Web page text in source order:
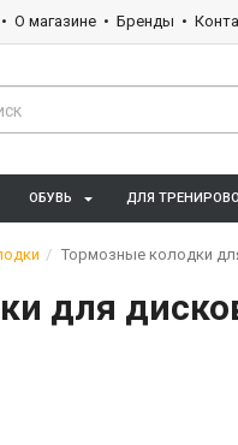
О магазине Бренды
ОБУВЬ ДЛЯ
Тормозные колодки
для